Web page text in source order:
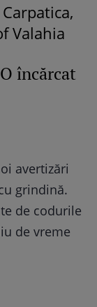
Valahia
încărcat
avertizări
grindină.
de codurile
de vreme